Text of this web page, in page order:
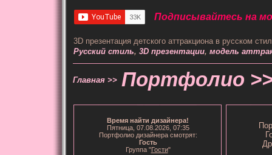
Подписывайтесь на
3D презентация детского аттракциона в русском
Русский стиль, 3D презентации, модель
Главная >> Портфолио
Время найти дизайнера!
Пятница, 07.08.2026, 07:35
Портфолио дизайнера смотрят:
Гость
Группа "Гости"